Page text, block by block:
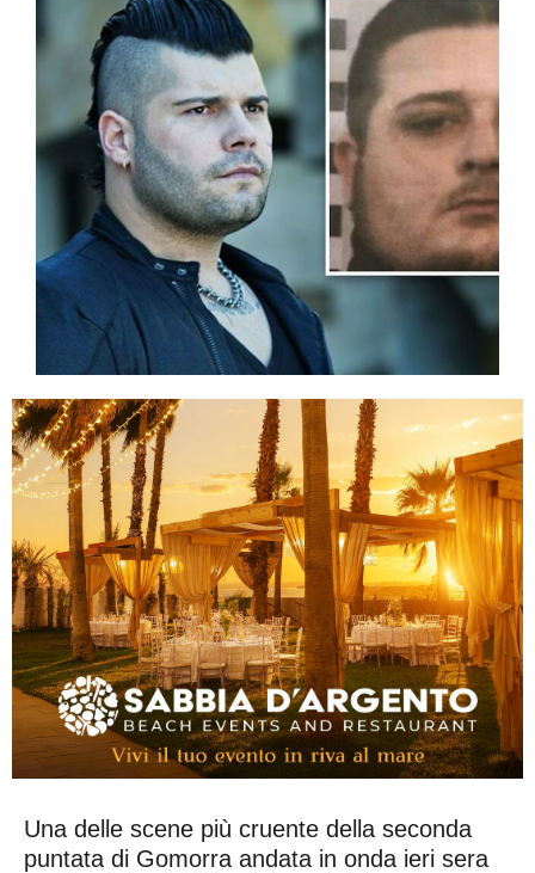
Una delle scene più cruente della seconda
puntata di Gomorra andata in onda ieri sera